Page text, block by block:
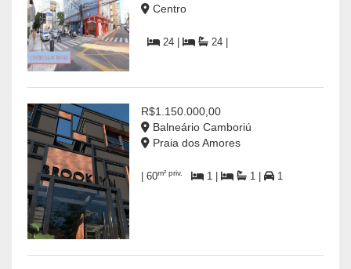
Centro
24 | 24 |
R$1.150.000,00
Balneário Camboriú
Praia dos Amores
| 60m² priv. 1 | 1 | 1